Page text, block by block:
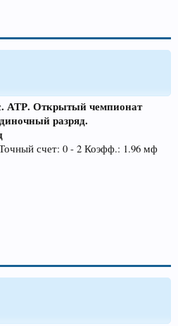
АТР. Открытый чемпионат
разряд.
счет: 0 - 2 Коэфф.: 1.96 мф